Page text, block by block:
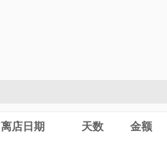
离店日期 天数 金额